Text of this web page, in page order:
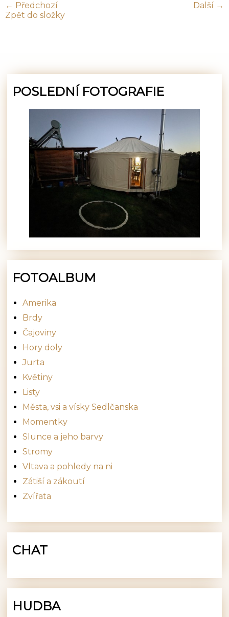
← Předchozí
Další →
Zpět do složky
POSLEDNÍ FOTOGRAFIE
FOTOALBUM
Amerika
Brdy
Čajoviny
Hory doly
Jurta
Květiny
Listy
Města, vsi a vísky Sedlčanska
Momentky
Slunce a jeho barvy
Stromy
Vltava a pohledy na ni
Zátiší a zákoutí
Zvířata
CHAT
HUDBA